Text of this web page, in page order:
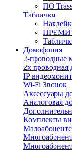
ПО
Таблички
Домофония
2-проводные
2х проводная
IP
Wi-Fi Звонок
Аксессуары
Аналоговая
Комплекты